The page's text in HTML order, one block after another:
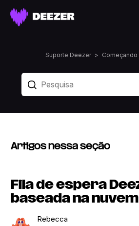
Suporte Deezer Começando
Artigos nessa seção
Fila de espera
baseada na nuvem
Rebecca